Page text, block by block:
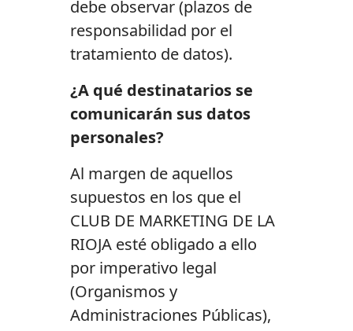
debe observar (plazos de
responsabilidad por el
tratamiento de datos).
¿A qué destinatarios se
comunicarán sus datos
personales?
Al margen de aquellos
supuestos en los que el
CLUB DE MARKETING DE LA
RIOJA esté obligado a ello
por imperativo legal
(Organismos y
Administraciones Públicas),